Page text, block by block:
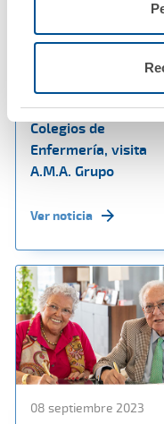
26 septiembre 2023
María del Mar
presidenta del
Consejo Andaluz de
Colegios de
Enfermería, visita
A.M.A. Grupo
Ver noticia
08 septiembre 2023